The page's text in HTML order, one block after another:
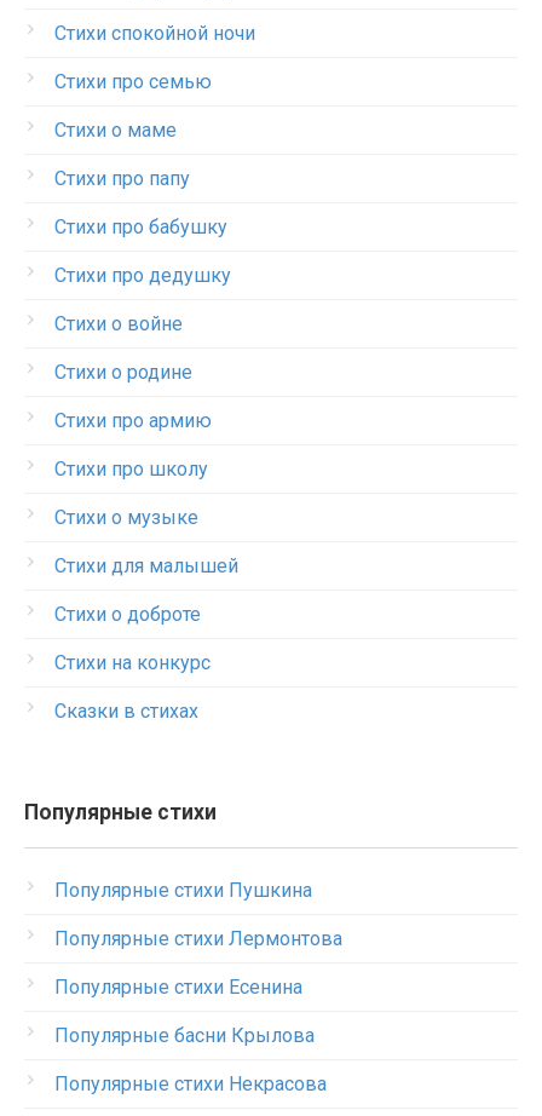
Стихи спокойной ночи
Стихи про семью
Стихи о маме
Стихи про папу
Стихи про бабушку
Стихи про дедушку
Стихи о войне
Стихи о родине
Стихи про армию
Стихи про школу
Стихи о музыке
Стихи для малышей
Стихи о доброте
Стихи на конкурс
Сказки в стихах
Популярные стихи
Популярные стихи Пушкина
Популярные стихи Лермонтова
Популярные стихи Есенина
Популярные басни Крылова
Популярные стихи Некрасова